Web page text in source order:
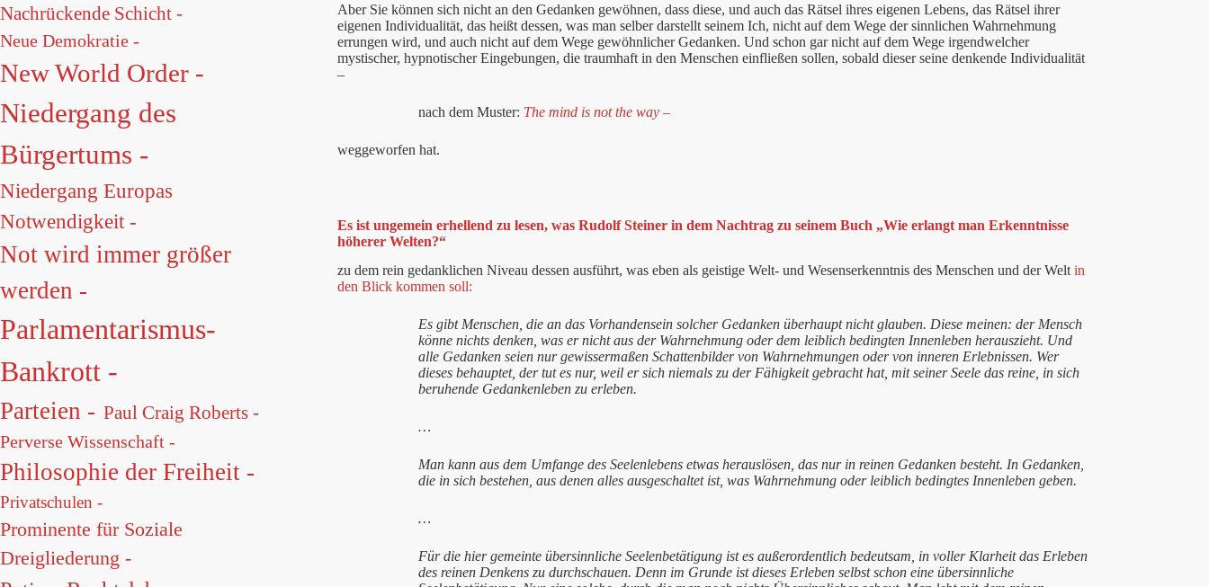
Aber Sie können sich nicht an den Gedanken gewöhnen, dass diese, und auch das Rätsel ihres eigenen Lebens, das Rätsel ihrer
eigenen Individualität, das heißt dessen, was man selber darstellt seinem Ich, nicht auf dem Wege der sinnlichen Wahrnehmung
errungen wird, und auch nicht auf dem Wege gewöhnlicher Gedanken. Und schon gar nicht auf dem Wege irgendwelcher
mystischer, hypnotischer Eingebungen, die traumhaft in den Menschen einfließen sollen, sobald dieser seine denkende Individualität
–
nach dem Muster: The mind is not the way –
weggeworfen hat.
Es ist ungemein erhellend zu lesen, was Rudolf Steiner in dem Nachtrag zu seinem Buch „Wie erlangt man Erkenntnisse
höherer Welten?“
zu dem rein gedanklichen Niveau dessen ausführt, was eben als geistige Welt- und Wesenserkenntnis des Menschen und der Welt in
den Blick kommen soll:
Es gibt Menschen, die an das Vorhandensein solcher Gedanken überhaupt nicht glauben. Diese meinen: der Mensch
könne nichts denken, was er nicht aus der Wahrnehmung oder dem leiblich bedingten Innenleben herauszieht. Und
alle Gedanken seien nur gewissermaßen Schattenbilder von Wahrnehmungen oder von inneren Erlebnissen. Wer
dieses behauptet, der tut es nur, weil er sich niemals zu der Fähigkeit gebracht hat, mit seiner Seele das reine, in sich
beruhende Gedankenleben zu erleben.
…
Man kann aus dem Umfange des Seelenlebens etwas herauslösen, das nur in reinen Gedanken besteht. In Gedanken,
die in sich bestehen, aus denen alles ausgeschaltet ist, was Wahrnehmung oder leiblich bedingtes Innenleben geben.
…
Für die hier gemeinte übersinnliche Seelenbetätigung ist es außerordentlich bedeutsam, in voller Klarheit das Erleben
des reinen Denkens zu durchschauen. Denn im Grunde ist dieses Erleben selbst schon eine übersinnliche
Nachrückende Schicht -
Neue Demokratie -
New World Order -
Niedergang des
Bürgertums -
Niedergang Europas
Notwendigkeit -
Not wird immer größer
werden -
Parlamentarismus-
Bankrott -
Parteien - Paul Craig Roberts -
Perverse Wissenschaft -
Philosophie der Freiheit -
Privatschulen -
Prominente für Soziale
Dreigliederung -